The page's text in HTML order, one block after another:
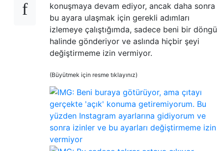
konuşmaya devam ediyor, ancak daha sonra
bu ayara ulaşmak için gerekli adımları
izlemeye çalıştığımda, sadece beni bir döngü
halinde gönderiyor ve aslında hiçbir şeyi
değiştirmeme izin vermiyor.
(Büyütmek için resme tıklayınız)